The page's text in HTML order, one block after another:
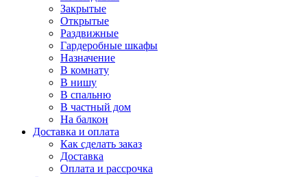
Закрытые
Открытые
Раздвижные
Гардеробные шкафы
Назначение
В комнату
В нишу
В спальню
В частный дом
На балкон
Доставка и оплата
Как сделать заказ
Доставка
Оплата и рассрочка